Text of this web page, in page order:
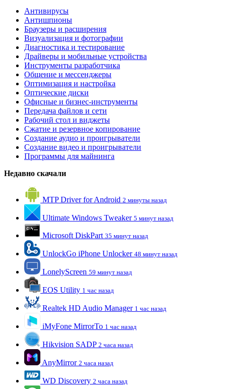
Антивирусы
Антишпионы
Браузеры и расширения
Визуализация и фотографии
Диагностика и тестирование
Драйверы и мобильные устройства
Инструменты разработчика
Общение и мессенджеры
Оптимизация и настройка
Оптические диски
Офисные и бизнес-инструменты
Передача файлов и сети
Рабочий стол и виджеты
Сжатие и резервное копирование
Создание аудио и проигрыватели
Создание видео и проигрыватели
Программы для майнинга
Недавно скачали
MTP Driver for Android 2 минуты назад
Ultimate Windows Tweaker 5 минут назад
Microsoft DiskPart 35 минут назад
UnlockGo iPhone Unlocker 48 минут назад
LonelyScreen 59 минут назад
EOS Utility 1 час назад
Realtek HD Audio Manager 1 час назад
iMyFone MirrorTo 1 час назад
Hikvision SADP 2 часа назад
AnyMirror 2 часа назад
WD Discovery 2 часа назад